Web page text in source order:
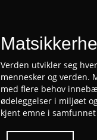
Verden utvikler seg
mennesker og verden.
med flere behov
ødeleggelser i miljøet
kjent emne i